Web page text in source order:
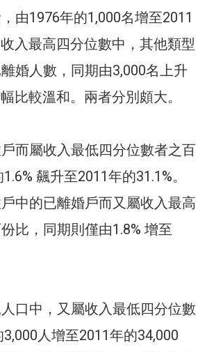
由1976年的1,000名增至2011
入最高四分位數中，其他類型
婚人數，同期由3,000名上升
比較溫和。兩者分別頗大。
而屬收入最低四分位數者之百
飆升至2011年的31.1%。
中的已離婚戶而又屬收入最高
比，同期則僅由1.8% 增至
口中，又屬收入最低四分位數
人增至2011年的34,000